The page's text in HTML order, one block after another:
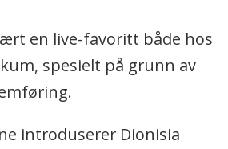
en live-favoritt både hos
spesielt på grunn av
introduserer Dionisia